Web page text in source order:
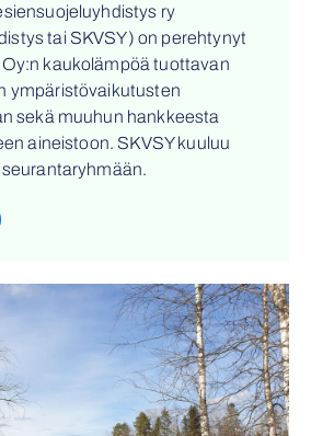
ry
tai SKVSY) on perehtynyt
kaukolämpöä tuottavan
ympäristövaikutusten
sekä muuhun hankkeesta
aineistoon. SKVSY kuuluu